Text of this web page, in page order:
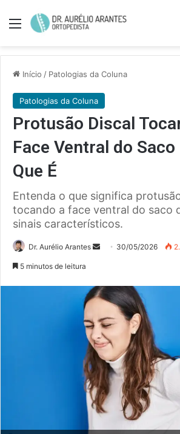
Menu
Início / Patologias da Coluna
Patologias da Coluna
Protusão Discal
Face Ventral do Saco
Que É
Entenda o que significa
tocando a face ventral do saco
sinais característicos.
Dr. Aurélio Arantes
Mande
mail
30/05/2026
5 minutos de leitura